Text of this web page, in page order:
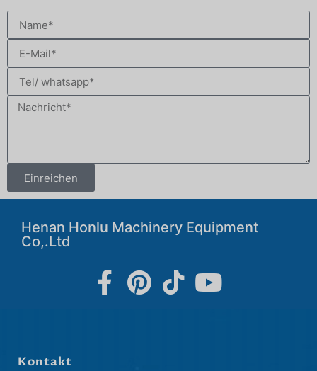
Einreichen
Henan Honlu Machinery Equipment
Co,.Ltd
Kontakt